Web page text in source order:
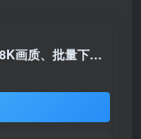
电脑工具丨Youtube视频下载神器！支持8K画质、批量下载合集，油管视频下载器 YT Downloader